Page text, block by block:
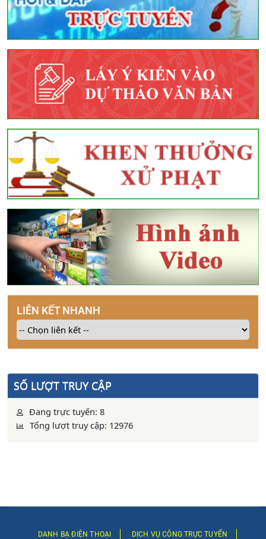
LIÊN KẾT NHANH
SỐ LƯỢT TRUY CẬP
Đang trực tuyến: 8
Tổng lượt truy cập: 12976
DANH BẠ ĐIỆN THOẠI DỊCH VỤ CÔNG TRỰC TUYẾN